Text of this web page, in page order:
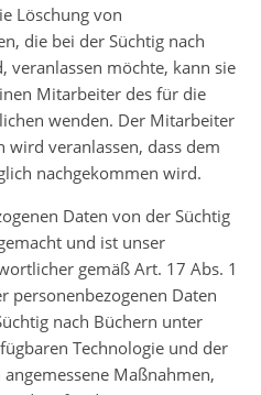
Löschung von
die bei der Süchtig nach
veranlassen möchte, kann sie
Mitarbeiter des für die
wenden. Der Mitarbeiter
wird veranlassen, dass dem
nachgekommen wird.
Daten von der Süchtig
und ist unser
gemäß Art. 17 Abs. 1
personenbezogenen Daten
nach Büchern unter
Technologie und der
Maßnahmen,